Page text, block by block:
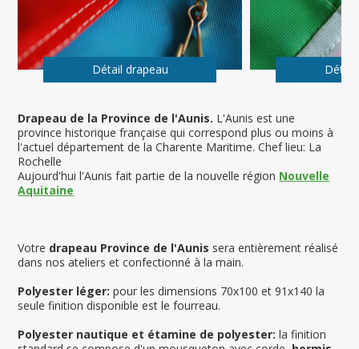
Drapeau de la Province de l'Aunis. L'Aunis est une
province historique française qui correspond plus ou moins à
l'actuel département de la Charente Maritime. Chef lieu: La
Rochelle
Aujourd'hui l'Aunis fait partie de la nouvelle région Nouvelle
Aquitaine
Votre drapeau Province de l'Aunis sera entièrement réalisé
dans nos ateliers et confectionné à la main.
Polyester léger: pour les dimensions 70x100 et 91x140 la
seule finition disponible est le fourreau.
Polyester nautique et étamine de polyester: la finition
Détail drapeau Détail